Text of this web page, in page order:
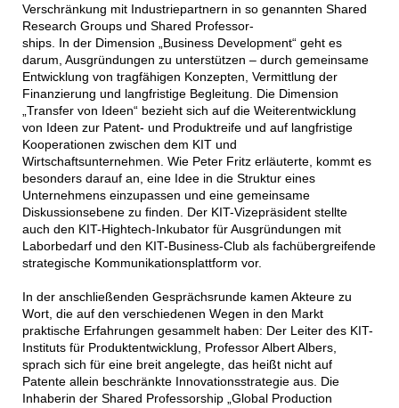
Verschränkung mit Industriepartnern in so genannten Shared
Research Groups und Shared Professor-
ships. In der Dimension „Business Development“ geht es
darum, Ausgründungen zu unterstützen – durch gemeinsame
Entwicklung von tragfähigen Konzepten, Vermittlung der
Finanzierung und langfristige Begleitung. Die Dimension
„Transfer von Ideen“ bezieht sich auf die Weiterentwicklung
von Ideen zur Patent- und Produktreife und auf langfristige
Kooperationen zwischen dem KIT und
Wirtschaftsunternehmen. Wie Peter Fritz erläuterte, kommt es
besonders darauf an, eine Idee in die Struktur eines
Unternehmens einzupassen und eine gemeinsame
Diskussionsebene zu finden. Der KIT-Vizepräsident stellte
auch den KIT-Hightech-Inkubator für Ausgründungen mit
Laborbedarf und den KIT-Business-Club als fachübergreifende
strategische Kommunikationsplattform vor.
In der anschließenden Gesprächsrunde kamen Akteure zu
Wort, die auf den verschiedenen Wegen in den Markt
praktische Erfahrungen gesammelt haben: Der Leiter des KIT-
Instituts für Produktentwicklung, Professor Albert Albers,
sprach sich für eine breit angelegte, das heißt nicht auf
Patente allein beschränkte Innovationsstrategie aus. Die
Inhaberin der Shared Professorship „Global Production